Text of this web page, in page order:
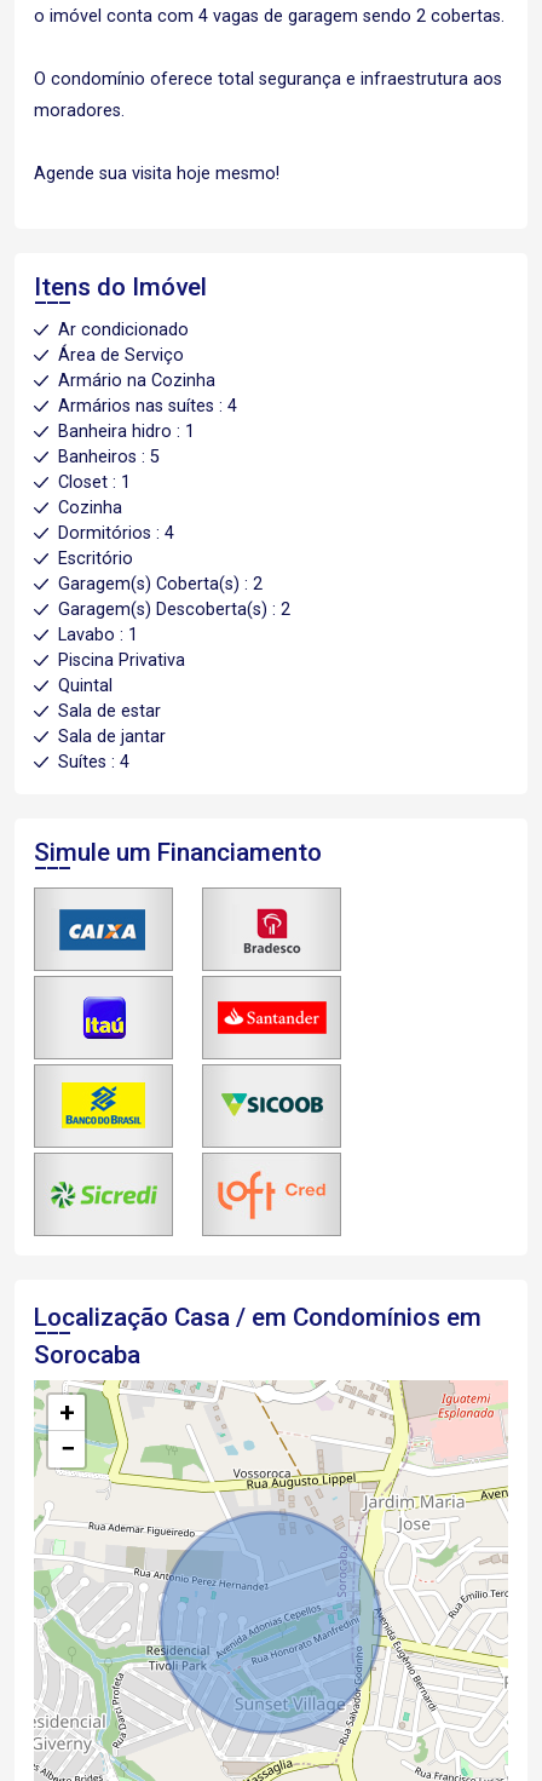
o imóvel conta com 4 vagas de garagem sendo 2 cobertas.
O condomínio oferece total segurança e infraestrutura aos
moradores.
Agende sua visita hoje mesmo!
Itens do Imóvel
Ar condicionado
Área de Serviço
Armário na Cozinha
Armários nas suítes : 4
Banheira hidro : 1
Banheiros : 5
Closet : 1
Cozinha
Dormitórios : 4
Escritório
Garagem(s) Coberta(s) : 2
Garagem(s) Descoberta(s) : 2
Lavabo : 1
Piscina Privativa
Quintal
Sala de estar
Sala de jantar
Suítes : 4
Simule um Financiamento
Localização Casa / em Condomínios em
Sorocaba
+
−